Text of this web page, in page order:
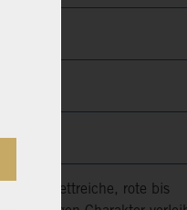
skelettreiche, rote bis